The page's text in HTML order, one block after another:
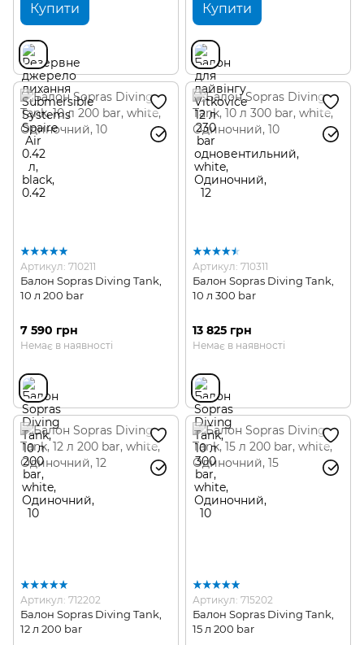
Купити Купити
Артикул: 710211
Балон Sopras Diving Tank,
10 л 200 bar
7 590 грн
Немає в наявності
Артикул: 710311
Балон Sopras Diving Tank,
10 л 300 bar
13 825 грн
Немає в наявності
Артикул: 712202
Балон Sopras Diving Tank,
12 л 200 bar
Артикул: 715202
Балон Sopras Diving Tank,
15 л 200 bar